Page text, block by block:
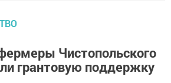
Чистопольского
грантовую поддержку